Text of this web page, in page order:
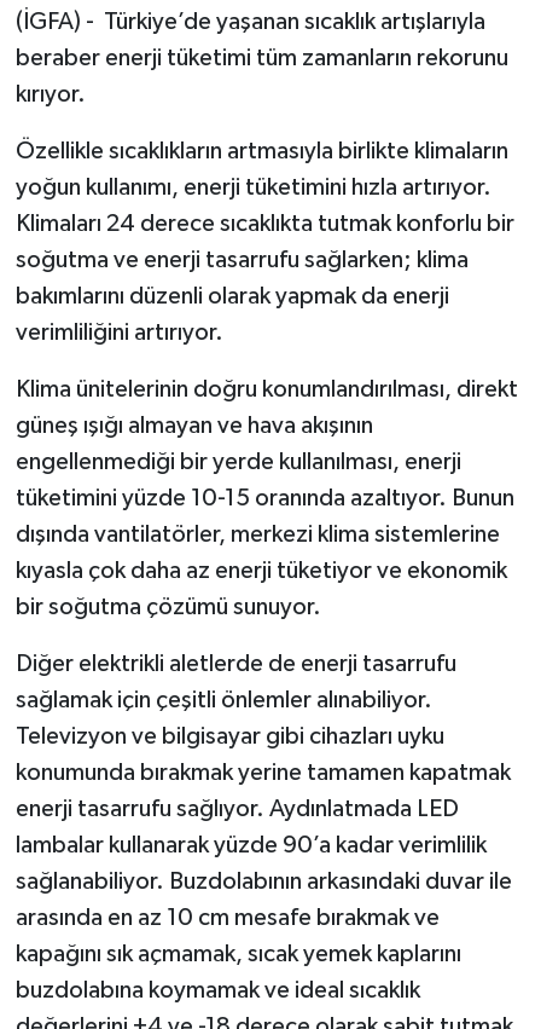
(İGFA) - Türkiye’de yaşanan sıcaklık artışlarıyla
beraber enerji tüketimi tüm zamanların rekorunu
kırıyor.
Özellikle sıcaklıkların artmasıyla birlikte klimaların
yoğun kullanımı, enerji tüketimini hızla artırıyor.
Klimaları 24 derece sıcaklıkta tutmak konforlu bir
soğutma ve enerji tasarrufu sağlarken; klima
bakımlarını düzenli olarak yapmak da enerji
verimliliğini artırıyor.
Klima ünitelerinin doğru konumlandırılması, direkt
güneş ışığı almayan ve hava akışının
engellenmediği bir yerde kullanılması, enerji
tüketimini yüzde 10-15 oranında azaltıyor. Bunun
dışında vantilatörler, merkezi klima sistemlerine
kıyasla çok daha az enerji tüketiyor ve ekonomik
bir soğutma çözümü sunuyor.
Diğer elektrikli aletlerde de enerji tasarrufu
sağlamak için çeşitli önlemler alınabiliyor.
Televizyon ve bilgisayar gibi cihazları uyku
konumunda bırakmak yerine tamamen kapatmak
enerji tasarrufu sağlıyor. Aydınlatmada LED
lambalar kullanarak yüzde 90’a kadar verimlilik
sağlanabiliyor. Buzdolabının arkasındaki duvar ile
arasında en az 10 cm mesafe bırakmak ve
kapağını sık açmamak, sıcak yemek kaplarını
buzdolabına koymamak ve ideal sıcaklık